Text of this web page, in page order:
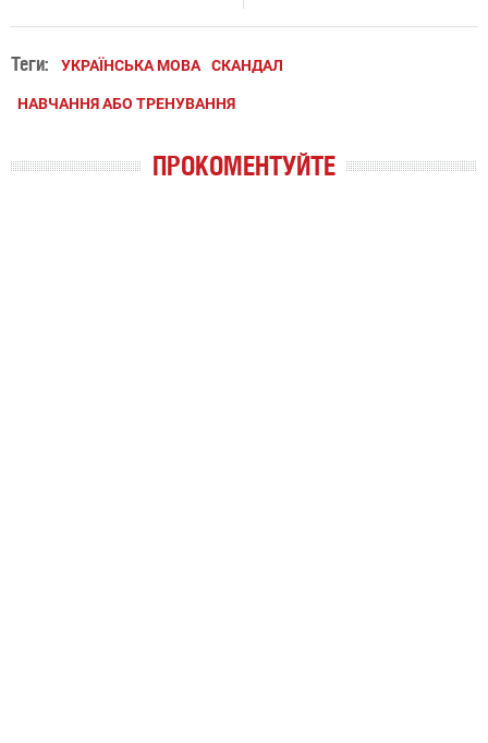
Теги: УКРАЇНСЬКА МОВА СКАНДАЛ
НАВЧАННЯ АБО ТРЕНУВАННЯ
ПРОКОМЕНТУЙТЕ